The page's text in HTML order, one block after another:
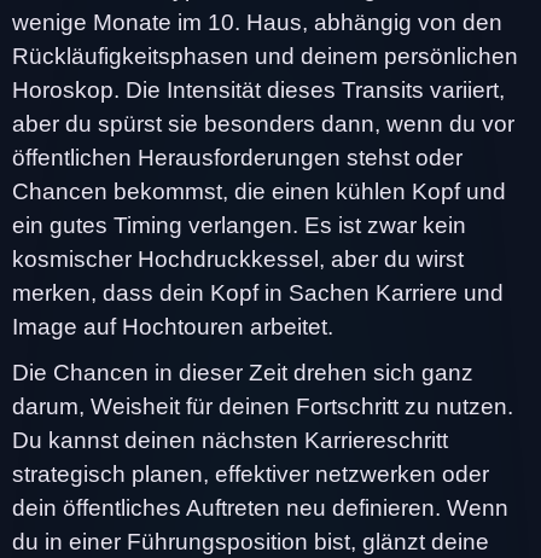
wenige Monate im 10. Haus, abhängig von den
Rückläufigkeitsphasen und deinem persönlichen
Horoskop. Die Intensität dieses Transits variiert,
aber du spürst sie besonders dann, wenn du vor
öffentlichen Herausforderungen stehst oder
Chancen bekommst, die einen kühlen Kopf und
ein gutes Timing verlangen. Es ist zwar kein
kosmischer Hochdruckkessel, aber du wirst
merken, dass dein Kopf in Sachen Karriere und
Image auf Hochtouren arbeitet.
Die Chancen in dieser Zeit drehen sich ganz
darum, Weisheit für deinen Fortschritt zu nutzen.
Du kannst deinen nächsten Karriereschritt
strategisch planen, effektiver netzwerken oder
dein öffentliches Auftreten neu definieren. Wenn
du in einer Führungsposition bist, glänzt deine